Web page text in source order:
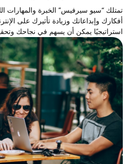
تمتلك “سيو سيرفيس” الخبرة والمهارات
أفكارك وإبداعاتك وزيادة تأثيرك على
استراتيجيًا يمكن أن يسهم في نجاحك